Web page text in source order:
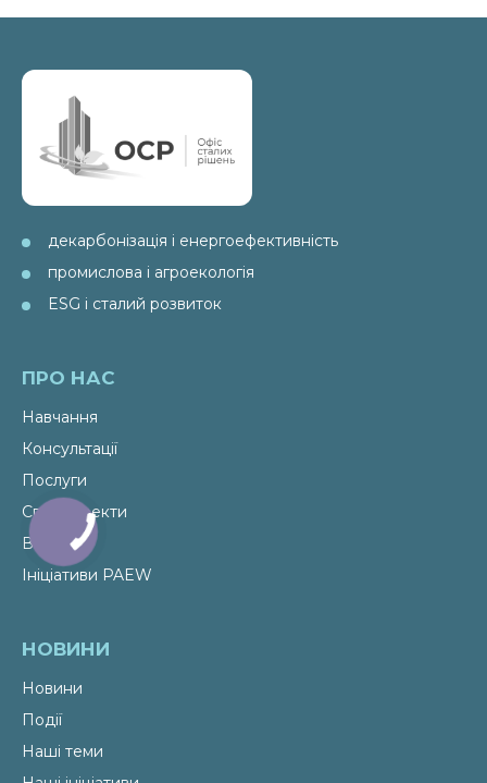
декарбонізація і енергоефективність
промислова і агроекологія
ESG і сталий розвиток
ПРО НАС
Навчання
Консультації
Послуги
Спецпроекти
Видання
Ініціативи PAEW
НОВИНИ
Новини
Події
Наші теми